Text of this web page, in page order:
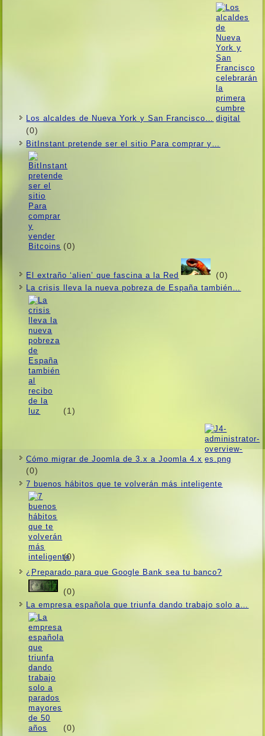
Los alcaldes de Nueva York y San Francisco…
(0)
BitInstant pretende ser el sitio Para comprar y…
(0)
El extraño ‘alien’ que fascina a la Red (0)
La crisis lleva la nueva pobreza de España también…
(1)
Cómo migrar de Joomla de 3.x a Joomla 4.x
(0)
7 buenos hábitos que te volverán más inteligente
(0)
¿Preparado para que Google Bank sea tu banco?
(0)
La empresa española que triunfa dando trabajo solo a…
(0)